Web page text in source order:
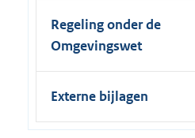
Regeling onder de
Omgevingswet
Externe bijlagen